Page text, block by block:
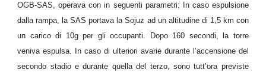
OGB-SAS, operava con in seguenti parametri: In caso espulsione
dalla rampa, la SAS portava la Sojuz ad un altitudine di 1,5 km con
un carico di 10g per gli occupanti. Dopo 160 secondi, la torre
veniva espulsa. In caso di ulteriori avarie durante l’accensione del
secondo stadio e durante quella del terzo, sono tutt’ora previste